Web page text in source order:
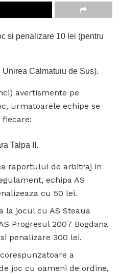
si penalizare 10 lei (pentru
Calmatuiu de Sus).
avertismente pe
urmatoarele echipe se
Talpa II.
raportului de arbitraj in
echipa AS
cu 50 lei.
la jocul cu AS Steaua
Progresul 2007 Bogdana
penalizare 300 lei.
a
joc cu oameni de ordine,